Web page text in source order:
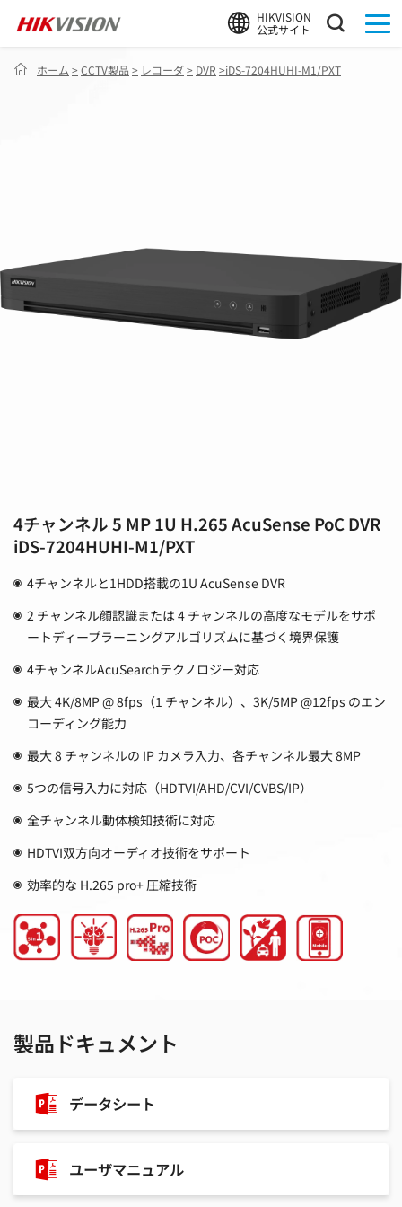
HIKVISION
公式サイト
ホーム >CCTV製品 > レコーダ> DVR >iDS-7204HUHI-M1/PXT
4チャンネル 5 MP 1U H.265 AcuSense PoC DVR
iDS-7204HUHI-M1/PXT
4チャンネルと1HDD搭載の1U AcuSense DVR
2 チャンネル顔認識または 4 チャンネルの高度なモデルをサポ
ートディープラーニングアルゴリズムに基づく境界保護
4チャンネルAcuSearchテクノロジー対応
最大 4K/8MP @ 8fps（1 チャンネル）、3K/5MP @12fps のエン
コーディング能力
最大 8 チャンネルの IP カメラ入力、各チャンネル最大 8MP
5つの信号入力に対応（HDTVI/AHD/CVI/CVBS/IP）
全チャンネル動体検知技術に対応
HDTVI双方向オーディオ技術をサポート
効率的な H.265 pro+ 圧縮技術
製品ドキュメント
データシート
ユーザマニュアル